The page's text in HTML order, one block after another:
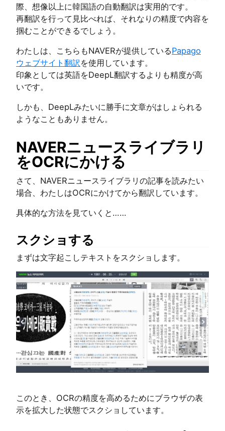
際、想像以上に韓国語の自動翻訳は実用的です。
再翻訳を行って見比べれば、それなりの精度で内容を
掴むことができるでしょう。
わたしは、こちらもNAVERが提供しているPapago
ウェブサイト翻訳 を使用しています。
印象としては英語をDeepL翻訳するよりも精度が高
いです。
しかも、DeepLみたいに勝手に文章がはしょられる
ようなこともありません。
NAVERニュースライブラリ
をOCRにかける
さて、NAVERニュースライブラリの記事を読みたい
場合、わたしはOCRにかけてから翻訳しています。
具体的な方法を見ていくと……
スクショする
まずは文字起こしテキストをスクショします。
このとき、OCRの精度を高めるためにブラウザの表
示を拡大した状態でスクショしています。